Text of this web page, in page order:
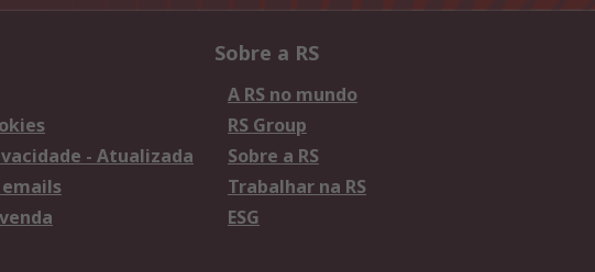
- Atualizada
emails
Sobre a RS
A RS no mundo
RS Group
Sobre a RS
Trabalhar na RS
ESG